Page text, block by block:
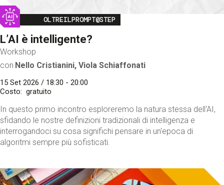
Image
OLTREILPROMPT@STEP
L’AI è intelligente?
Workshop
con Nello Cristianini, Viola Schiaffonati
15 Set 2026 / 18:30 - 20:00
Costo
gratuito
In questo primo incontro esploreremo la natura stessa dell'AI,
sfidando le nostre definizioni tradizionali di intelligenza e
interrogandoci su cosa significhi pensare in un'epoca di
algoritmi sempre più sofisticati.